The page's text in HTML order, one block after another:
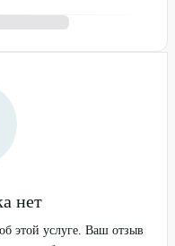
нет
этой услуге. Ваш отзыв